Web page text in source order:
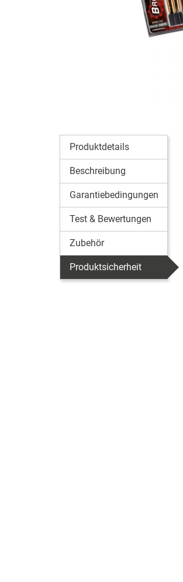
Produktdetails
Beschreibung
Garantiebedingungen
Test & Bewertungen
Zubehör
Produktsicherheit